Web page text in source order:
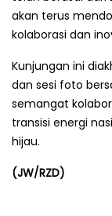
akan terus
kolaborasi dan
Kunjungan ini
dan sesi foto
semangat
transisi energi
hijau.
(JW/RZD)